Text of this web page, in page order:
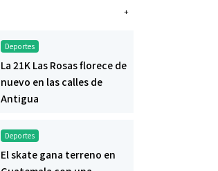
+
Deportes
La 21K Las Rosas florece de
nuevo en las calles de
Antigua
Deportes
El skate gana terreno en